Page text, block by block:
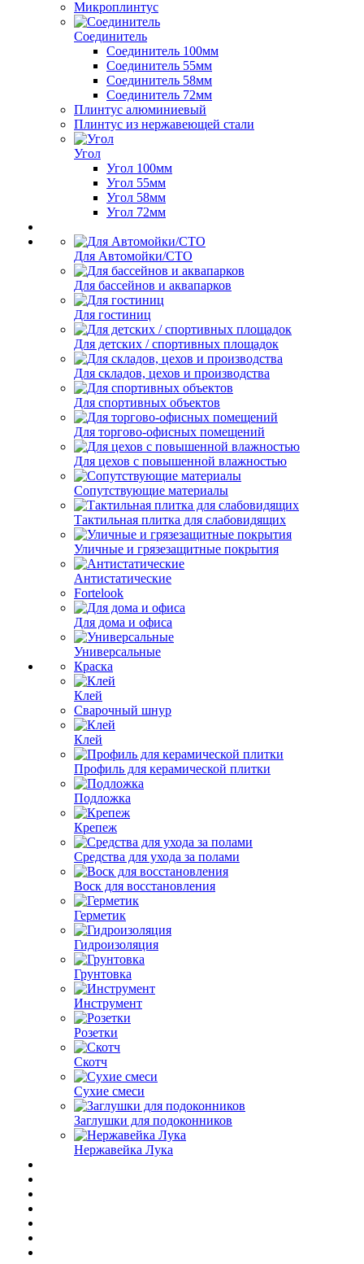
Микроплинтус
Соединитель
Соединитель 100мм
Соединитель 55мм
Соединитель 58мм
Соединитель 72мм
Плинтус алюминиевый
Плинтус из нержавеющей стали
Угол
Угол 100мм
Угол 55мм
Угол 58мм
Угол 72мм
Для Автомойки/СТО
Для бассейнов и аквапарков
Для гостиниц
Для детских / спортивных площадок
Для складов, цехов и производства
Для спортивных объектов
Для торгово-офисных помещений
Для цехов с повышенной влажностью
Сопутствующие материалы
Тактильная плитка для слабовидящих
Уличные и грязезащитные покрытия
Антистатические
Fortelook
Для дома и офиса
Универсальные
Краска
Клей
Сварочный шнур
Клей
Профиль для керамической плитки
Подложка
Крепеж
Средства для ухода за полами
Воск для восстановления
Герметик
Гидроизоляция
Грунтовка
Инструмент
Розетки
Скотч
Сухие смеси
Заглушки для подоконников
Нержавейка Лука